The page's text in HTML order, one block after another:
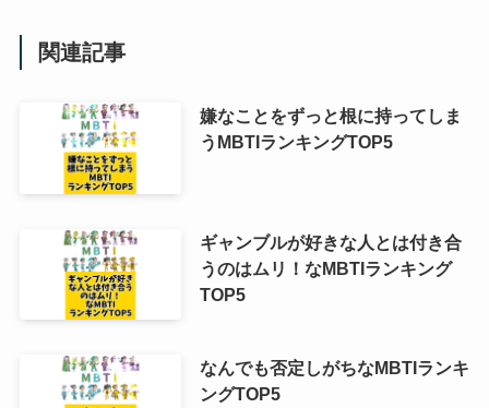
関連記事
嫌なことをずっと根に持ってしま
うMBTIランキングTOP5
ギャンブルが好きな人とは付き合
うのはムリ！なMBTIランキング
TOP5
なんでも否定しがちなMBTIランキ
ングTOP5